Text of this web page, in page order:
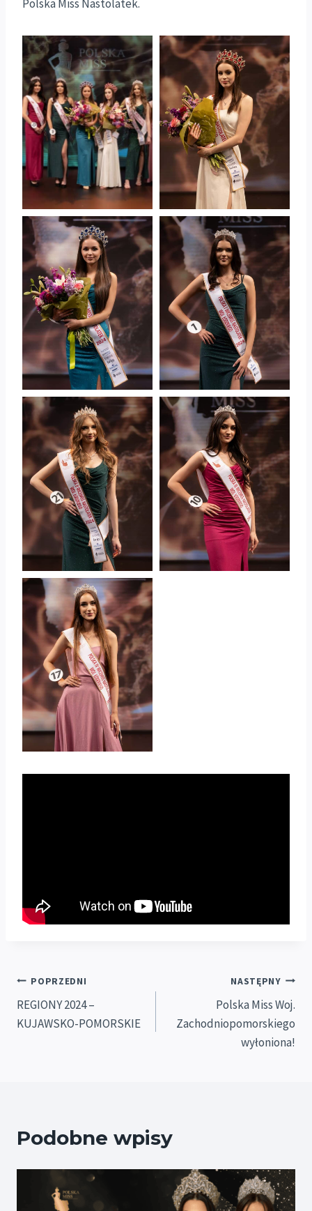
Polska Miss Nastolatek.
Nawigacja
wpisu
POPRZEDNI
REGIONY 2024 –
KUJAWSKO-POMORSKIE
NASTĘPNY
Polska Miss Woj.
Zachodniopomorskiego
wyłoniona!
Podobne wpisy